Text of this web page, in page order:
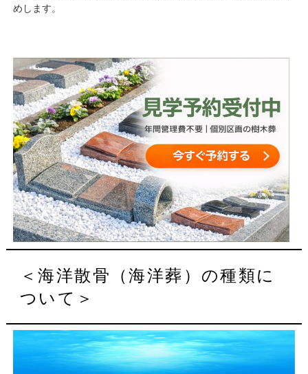
めします。
＜海洋散骨（海洋葬）の種類に
ついて＞